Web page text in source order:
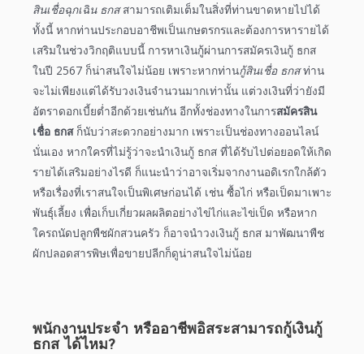
สินเชื่อฉุกเฉิน ธกสสามารถเติมเต็มในสิ่งที่ท่านขาดหายไปได้
ทั้งนี้ หากท่านประกอบอาชีพเป็นเกษตรกรและต้องการหารายได้
เสริมในช่วงวิกฤติแบบนี้ การหาเงินกู้ผ่านการสมัครเงินกู้ ธกส
ในปี 2567 ก็น่าสนใจไม่น้อย เพราะหากท่านกู้สินเชื่อ ธกสท่าน
จะไม่เพียงแต่ได้รับวงเงินจำนวนมากเท่านั้น แต่วงเงินที่ว่ายังมี
อัตราดอกเบี้ยต่ำอีกด้วยเช่นกัน อีกทั้งช่องทางในการสมัครสิน
เชื่อ ธกสก็นับว่าสะดวกอย่างมาก เพราะเป็นช่องทางออนไลน์
นั่นเอง หากใครที่ไม่รู้ว่าจะนำเงินกู้ ธกส ที่ได้รับไปต่อยอดให้เกิด
รายได้เสริมอย่างไรดี ก็แนะนำว่าอาจเริ่มจากงานอดิเรกใกล้ตัว
หรือเรื่องที่เราสนใจเป็นพิเศษก่อนได้ เช่น ซื้อไก่ หรือเป็ดมาเพาะ
พันธุ์เลี้ยง เพื่อเก็บเกี่ยวผลผลิตอย่างไข่ไก่และไข่เป็ด หรือหาก
ใครถนัดปลูกพืชผักสวนครัว ก็อาจนำวงเงินกู้ ธกส มาพัฒนาพืช
ผักปลอดสารพิษเพื่อขายปลีกก็ดูน่าสนใจไม่น้อย
พนักงานประจำ หรืออาชีพอิสระสามารถกู้เงินกู้
ธกส ได้ไหม?